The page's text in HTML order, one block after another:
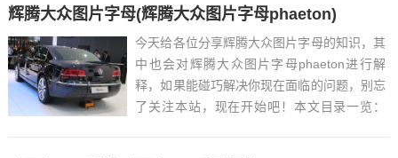
辉腾大众图片字母(辉腾大众图片字母phaeton)
今天给各位分享辉腾大众图片字母的知识，其
中也会对辉腾大众图片字母phaeton进行解
释，如果能碰巧解决你现在面临的问题，别忘
了关注本站，现在开始吧！本文目录一览：